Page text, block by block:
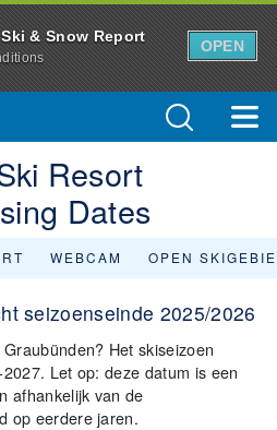
& Snow Report
OPEN
Resort
Dates
WEBCAM OPEN
seizoenseinde 2025/2026
Het skiseizoen
Let op: deze datum is een
afhankelijk van de
op eerdere jaren.